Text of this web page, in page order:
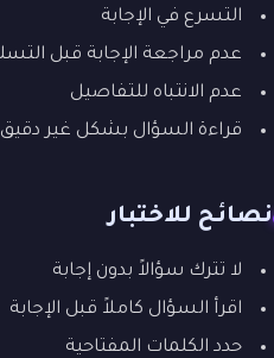
التسرع في الإجابة
عدم مراجعة الإجابة قبل
عدم الانتباه للتفاصيل
قراءة السؤال بشكل غير دقيق
نصائح للاختبار
لا تترك سؤالاً بدون إجابة
اقرأ السؤال كاملاً قبل الإجابة
حدد الكلمات المفتاحية